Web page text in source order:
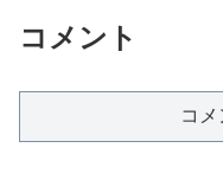
コメント
コ